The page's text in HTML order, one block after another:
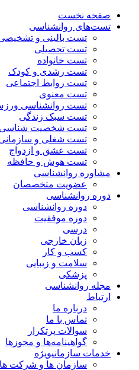
صفحه نخست
تست‌های روانشناسی
تست بالینی و
تست تحصیلی
تست خانواده
تست رشدی و کودک
تست روابط اجتماعی
تست معنوی
تست روانشناسی
تست سبک زندگی
تست شخصیت شناسی
تست شغلی و
تست عشق و ازدواج
تست هوش و حافظه
مشاوره روانشناسی
عضویت متخصصان
دوره روانشناسی
دوره روانشناسی
دوره موفقیت
درسی
زبان خارجی
کسب و کار
سلامت و زیبایی
پزشکی
مجله روانشناسی
ارتباط
درباره ما
تماس با ما
سوالات پرتکرار
گواهینامه‌ها و مجوزها
خدمات سازمانیویژه
سازمان ها و شرکت ها